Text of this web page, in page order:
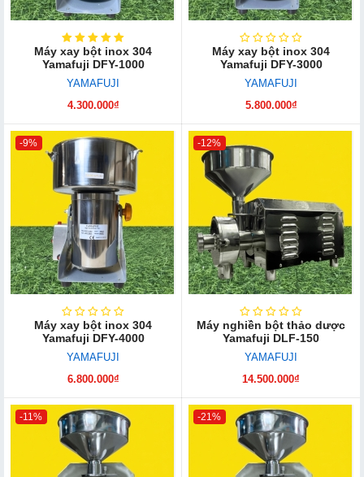
Máy xay bột inox 304
Yamafuji DFY-1000
YAMAFUJI
4.300.000₫
Máy xay bột inox 304
Yamafuji DFY-3000
YAMAFUJI
5.800.000₫
-9%
Máy xay bột inox 304
Yamafuji DFY-4000
YAMAFUJI
6.800.000₫
-12%
Máy nghiền bột thảo dược
Yamafuji DLF-150
YAMAFUJI
14.500.000₫
-11% -21%